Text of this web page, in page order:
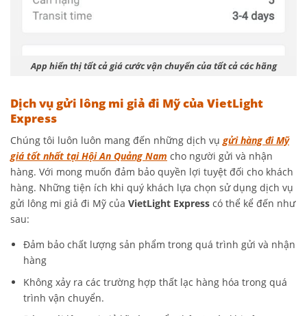
App hiển thị tất cả giá cước vận chuyển của tất cả các hãng
Dịch vụ gửi lông mi giả đi Mỹ của VietLight
Express
Chúng tôi luôn luôn mang đến những dịch vụ gửi hàng đi Mỹ
giá tốt nhất tại Hội An Quảng Nam cho người gửi và nhận
hàng. Với mong muốn đảm bảo quyền lợi tuyệt đối cho khách
hàng. Những tiện ích khi quý khách lựa chọn sử dụng dịch vụ
gửi lông mi giả đi Mỹ của VietLight Express có thể kể đến như
sau:
Đảm bảo chất lượng sản phẩm trong quá trình gửi và nhận
hàng
Không xảy ra các trường hợp thất lạc hàng hóa trong quá
trình vận chuyển.